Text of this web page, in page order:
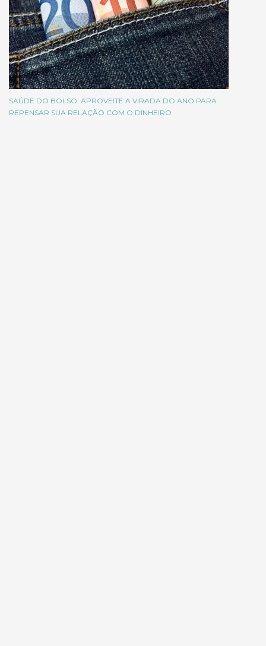
SAÚDE DO BOLSO: APROVEITE A VIRADA DO ANO PARA
REPENSAR SUA RELAÇÃO COM O DINHEIRO